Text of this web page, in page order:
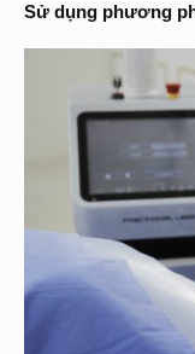
Sử dụng phương